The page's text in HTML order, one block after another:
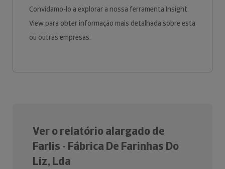
Convidamo-lo a explorar a nossa ferramenta Insight
View para obter informação mais detalhada sobre esta
ou outras empresas.
Ver o relatório alargado de
Farlis - Fábrica De Farinhas Do
Liz, Lda